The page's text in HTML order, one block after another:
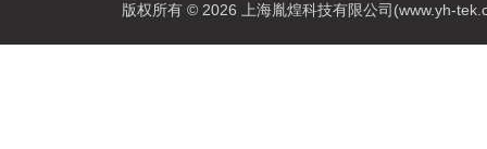
版权所有 © 2026 上海胤煌科技有限公司(www.yh-